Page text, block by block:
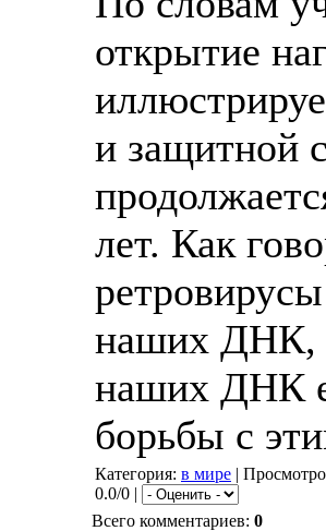
открытие
и защитной
лет. Как
наших ДНК,
наших ДНК
борьбы с
Категория: в мире |
0.0/0 |
Всего комментариев: 0